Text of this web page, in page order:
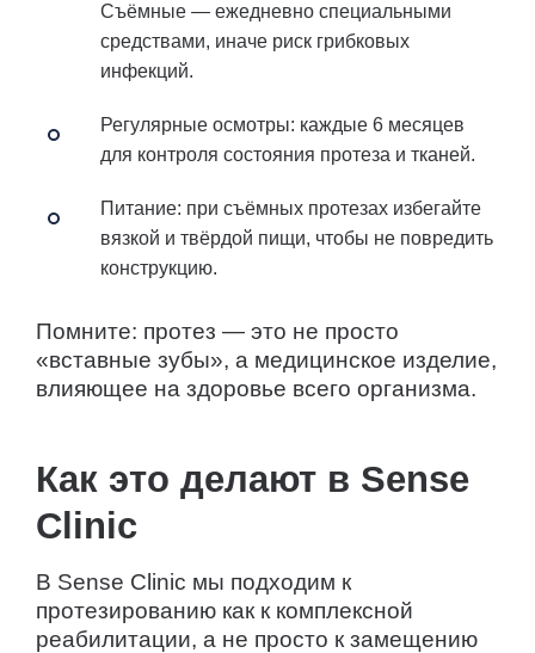
Съёмные — ежедневно специальными
средствами, иначе риск грибковых
инфекций.
Регулярные осмотры: каждые 6 месяцев
для контроля состояния протеза и тканей.
Питание: при съёмных протезах избегайте
вязкой и твёрдой пищи, чтобы не повредить
конструкцию.
Помните: протез — это не просто
«вставные зубы», а медицинское изделие,
влияющее на здоровье всего организма.
Как это делают в Sense
Clinic
В Sense Clinic мы подходим к
протезированию как к комплексной
реабилитации, а не просто к замещению